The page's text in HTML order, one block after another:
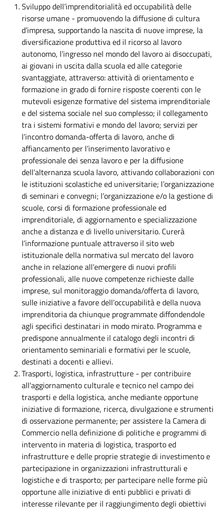
Sviluppo dell’imprenditorialità ed occupabilità delle
risorse umane - promuovendo la diffusione di cultura
d’impresa, supportando la nascita di nuove imprese, la
diversificazione produttiva ed il ricorso al lavoro
autonomo, l’ingresso nel mondo del lavoro ai disoccupati,
ai giovani in uscita dalla scuola ed alle categorie
svantaggiate, attraverso: attività di orientamento e
formazione in grado di fornire risposte coerenti con le
mutevoli esigenze formative del sistema imprenditoriale
e del sistema sociale nel suo complesso; il collegamento
tra i sistemi formativi e mondo del lavoro; servizi per
l’incontro domanda-offerta di lavoro, anche di
affiancamento per l’inserimento lavorativo e
professionale dei senza lavoro e per la diffusione
dell’alternanza scuola lavoro, attivando collaborazioni con
le istituzioni scolastiche ed universitarie; l’organizzazione
di seminari e convegni; l’organizzazione e/o la gestione di
scuole, corsi di formazione professionale ed
imprenditoriale, di aggiornamento e specializzazione
anche a distanza e di livello universitario. Curerà
l’informazione puntuale attraverso il sito web
istituzionale della normativa sul mercato del lavoro
anche in relazione all’emergere di nuovi profili
professionali, alle nuove competenze richieste dalle
imprese, sul monitoraggio domanda/offerta di lavoro,
sulle iniziative a favore dell’occupabilità e della nuova
imprenditoria da chiunque programmate diffondendole
agli specifici destinatari in modo mirato. Programma e
predispone annualmente il catalogo degli incontri di
orientamento seminariali e formativi per le scuole,
destinati a docenti e allievi.
Trasporti, logistica, infrastrutture - per contribuire
all'aggiornamento culturale e tecnico nel campo dei
trasporti e della logistica, anche mediante opportune
iniziative di formazione, ricerca, divulgazione e strumenti
di osservazione permanente; per assistere la Camera di
Commercio nella definizione di politiche e programmi di
intervento in materia di logistica, trasporto ed
infrastrutture e delle proprie strategie di investimento e
partecipazione in organizzazioni infrastrutturali e
logistiche e di trasporto; per partecipare nelle forme più
opportune alle iniziative di enti pubblici e privati di
interesse rilevante per il raggiungimento degli obiettivi